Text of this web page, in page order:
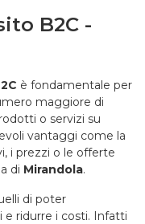
B2C -
è fondamentale per
maggiore di
o servizi su
vantaggi come la
i prezzi o le offerte
di Mirandola.
di poter
e ridurre i costi. Infatti